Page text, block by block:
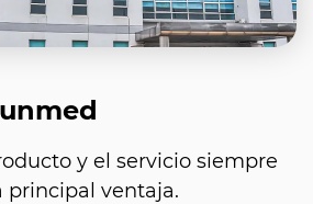
y el servicio siempre
principal ventaja.